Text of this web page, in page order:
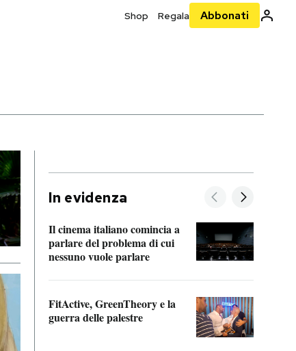
Shop Regala Abbonati
In evidenza
Il cinema italiano comincia a
parlare del problema di cui
nessuno vuole parlare
FitActive, GreenTheory e la
guerra delle palestre